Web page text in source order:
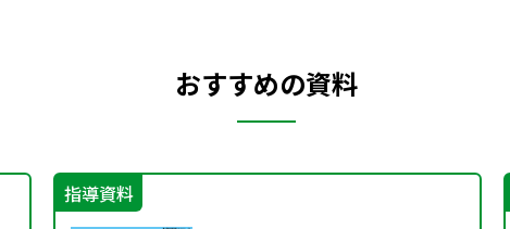
おすすめの資料
指導資料